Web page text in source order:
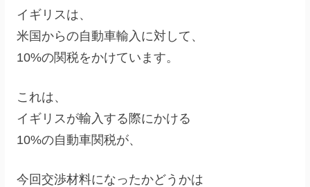
イギリスは、
米国からの自動車輸入に対して、
10%の関税をかけています。
これは、
イギリスが輸入する際にかける
10%の自動車関税が、
今回交渉材料になったかどうかは